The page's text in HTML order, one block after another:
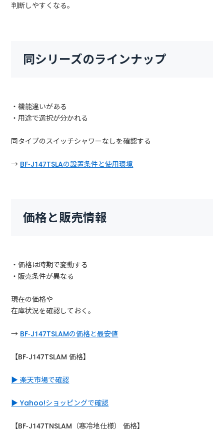
判断しやすくなる。
同シリーズのラインナップ
・機能違いがある
・用途で選択が分かれる
同タイプのスイッチシャワーなしを確認する
→ BF-J147TSLAの設置条件と使用環境
価格と販売情報
・価格は時期で変動する
・販売条件が異なる
現在の価格や
在庫状況を確認しておく。
→ BF-J147TSLAMの価格と最安値
【BF-J147TSLAM 価格】
▶ 楽天市場で確認
▶ Yahoo!ショッピングで確認
【BF-J147TNSLAM（寒冷地仕様） 価格】